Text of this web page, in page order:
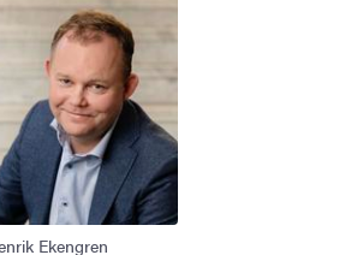
Ekengren